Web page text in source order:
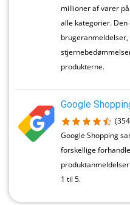
millioner af varer
alle kategorier.
produkterne.
Google
Google Shopping
forskellige
1 til 5.